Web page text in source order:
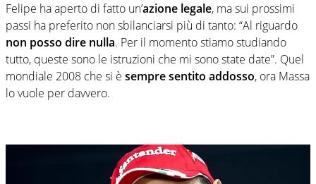
Felipe ha aperto di fatto un’azione legale, ma sui prossimi
passi ha preferito non sbilanciarsi più di tanto: “Al riguardo
non posso dire nulla. Per il momento stiamo studiando
tutto, queste sono le istruzioni che mi sono state date”. Quel
mondiale 2008 che si è sempre sentito addosso, ora Massa
lo vuole per davvero.